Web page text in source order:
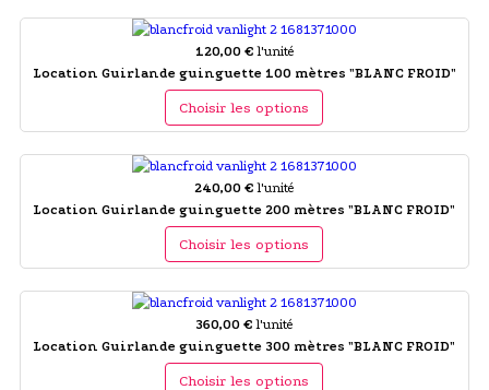
120,00 € l'unité
Location Guirlande guinguette 100 mètres "BLANC FROID"
Choisir les options
240,00 € l'unité
Location Guirlande guinguette 200 mètres "BLANC FROID"
Choisir les options
360,00 € l'unité
Location Guirlande guinguette 300 mètres "BLANC FROID"
Choisir les options